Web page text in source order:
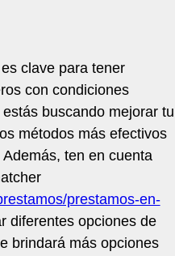
clave para tener
con condiciones
estás buscando mejorar tu
métodos más efectivos
ás, ten en cuenta
prestamos-en-
diferentes opciones de
brindará más opciones